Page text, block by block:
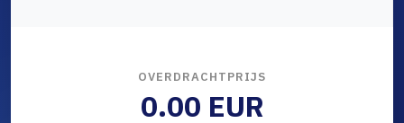
OVERDRACHTPRIJS
0.00 EUR